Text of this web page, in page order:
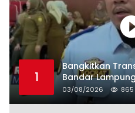
1
Bangkitkan
Bandar
03/08/2026 865